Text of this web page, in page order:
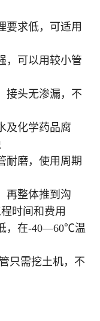
要求低，可适用
，可以用较小管
接头无渗漏，不
及化学药品腐
耐磨，使用周期
再整体推到沟
时间和费用
，在-40—60℃温
只需挖土机，不